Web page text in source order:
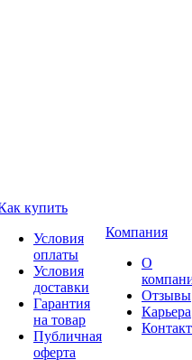
купить
Условия
оплаты
Условия
доставки
Гарантия
на товар
Публичная
оферта
Компания
О
Отзывы
Карьера